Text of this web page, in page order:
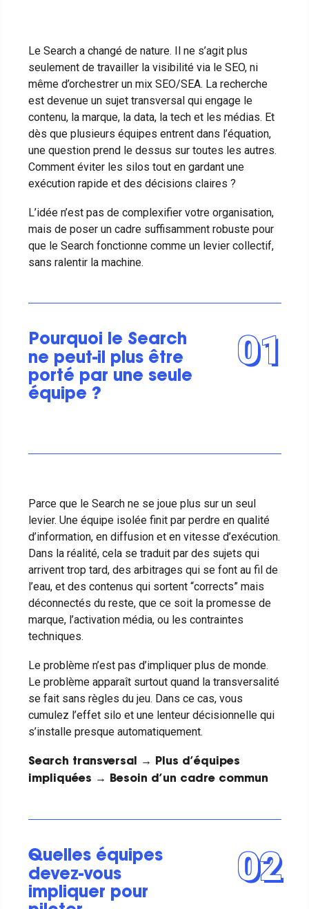
Le Search a changé de nature. Il ne s’agit plus
seulement de travailler la visibilité via le SEO, ni
même d’orchestrer un mix SEO/SEA. La recherche
est devenue un sujet transversal qui engage le
contenu, la marque, la data, la tech et les médias. Et
dès que plusieurs équipes entrent dans l’équation,
une question prend le dessus sur toutes les autres.
Comment éviter les silos tout en gardant une
exécution rapide et des décisions claires ?
L’idée n’est pas de complexifier votre organisation,
mais de poser un cadre suffisamment robuste pour
que le Search fonctionne comme un levier collectif,
sans ralentir la machine.
Pourquoi le Search
ne peut-il plus être
porté par une seule
équipe ?
01
Parce que le Search ne se joue plus sur un seul
levier. Une équipe isolée finit par perdre en qualité
d’information, en diffusion et en vitesse d’exécution.
Dans la réalité, cela se traduit par des sujets qui
arrivent trop tard, des arbitrages qui se font au fil de
l’eau, et des contenus qui sortent “corrects” mais
déconnectés du reste, que ce soit la promesse de
marque, l’activation média, ou les contraintes
techniques.
Le problème n’est pas d’impliquer plus de monde.
Le problème apparaît surtout quand la transversalité
se fait sans règles du jeu. Dans ce cas, vous
cumulez l’effet silo et une lenteur décisionnelle qui
s’installe presque automatiquement.
Search transversal → Plus d’équipes
impliquées → Besoin d’un cadre commun
Quelles équipes
devez-vous
impliquer pour
02